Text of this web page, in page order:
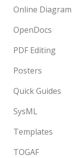
Online Diagram
OpenDocs
PDF Editing
Posters
Quick Guides
SysML
Templates
TOGAF